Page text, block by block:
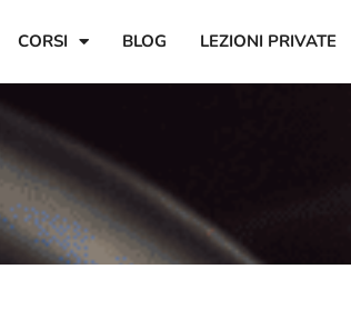
CORSI BLOG LEZIONI PRIVATE